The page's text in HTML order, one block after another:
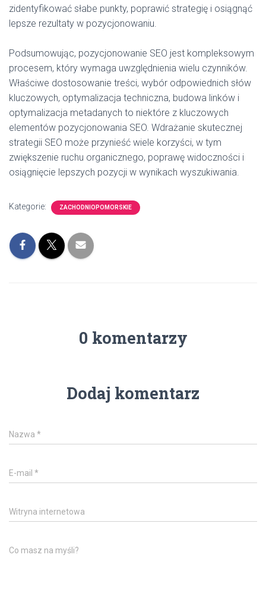
zidentyfikować słabe punkty, poprawić strategię i osiągnąć
lepsze rezultaty w pozycjonowaniu.
Podsumowując, pozycjonowanie SEO jest kompleksowym
procesem, który wymaga uwzględnienia wielu czynników.
Właściwe dostosowanie treści, wybór odpowiednich słów
kluczowych, optymalizacja techniczna, budowa linków i
optymalizacja metadanych to niektóre z kluczowych
elementów pozycjonowania SEO. Wdrażanie skutecznej
strategii SEO może przynieść wiele korzyści, w tym
zwiększenie ruchu organicznego, poprawę widoczności i
osiągnięcie lepszych pozycji w wynikach wyszukiwania.
Kategorie: ZACHODNIOPOMORSKIE
0 komentarzy
Dodaj komentarz
Nazwa *
E-mail *
Witryna internetowa
Co masz na myśli?